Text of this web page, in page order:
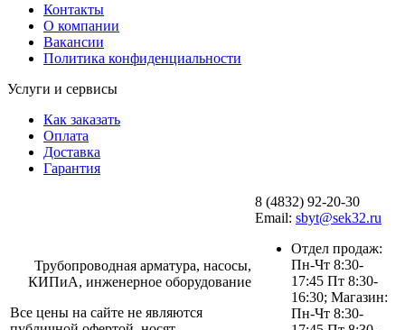
Контакты
О компании
Вакансии
Политика конфиденциальности
Услуги и сервисы
Как заказать
Оплата
Доставка
Гарантия
Трубопроводная арматура, насосы,
КИПиА, инженерное оборудование
Все цены на сайте не являются
8 (4832) 92-20-30
Email: sbyt@sek32.ru
Отдел продаж:
Пн-Чт 8:30-
17:45 Пт 8:30-
16:30; Магазин:
Пн-Чт 8:30-